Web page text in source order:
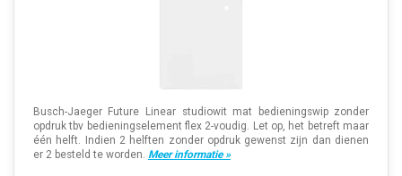
Busch-Jaeger Future Linear studiowit mat bedieningswip zonder
opdruk tbv bedieningselement flex 2-voudig. Let op, het betreft maar
één helft. Indien 2 helften zonder opdruk gewenst zijn dan dienen
er 2 besteld te worden. Meer informatie »